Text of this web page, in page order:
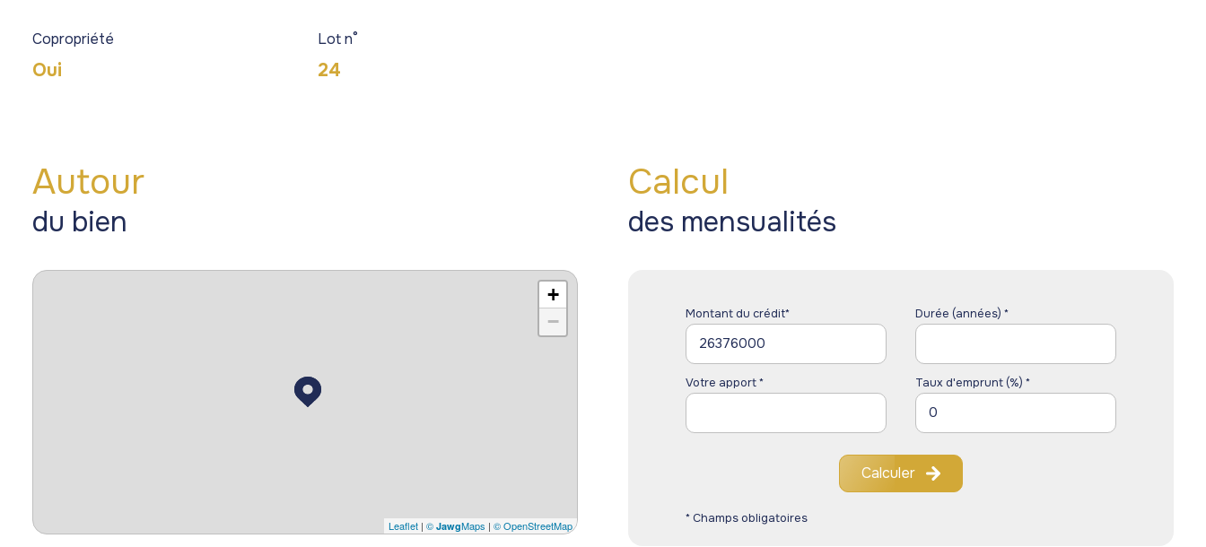
Copropriété
Oui
Lot n°
24
Autour
du bien
+
−
Leaflet | © JawgMaps | © OpenStreetMap
Calcul
des mensualités
Montant du crédit* Durée (années) *
Votre apport * Taux d'emprunt (%) *
Calculer
* Champs obligatoires